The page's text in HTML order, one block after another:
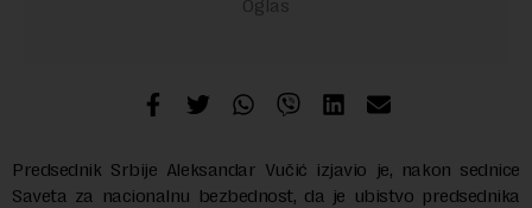
Predsednik Srbije Aleksandar Vučić izjavio je, nakon sednice
Saveta za nacionalnu bezbednost, da je ubistvo predsednika